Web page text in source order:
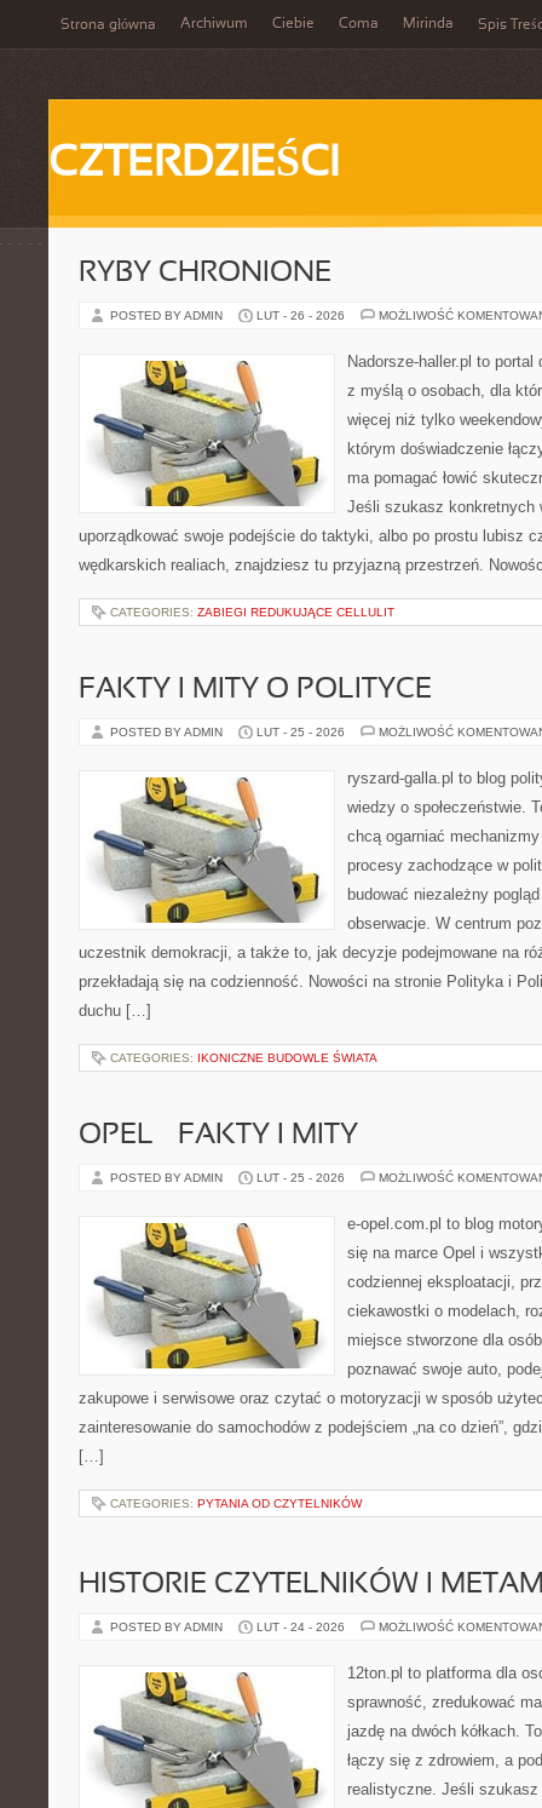
Strona główna Archiwum Ciebie Coma Mirinda Spis
CZTERDZIEŚCI
RYBY CHRONIONE
POSTED BY ADMIN LUT - 26 - 2026 MOŻLIWOŚĆ
Nadorsze-haller.pl to portal
z myślą o osobach, dla
więcej niż tylko
którym doświadczenie
ma pomagać łowić
Jeśli szukasz konkretnych
uporządkować swoje podejście do taktyki, albo po prostu lubisz
wędkarskich realiach, znajdziesz tu przyjazną przestrzeń.
CATEGORIES: ZABIEGI REDUKUJĄCE CELLULIT
FAKTY I MITY O POLITYCE
POSTED BY ADMIN LUT - 25 - 2026 MOŻLIWOŚĆ
ryszard-galla.pl to blog
wiedzy o społeczeństwie.
chcą ogarniać
procesy zachodzące w
budować niezależny
obserwacje. W centrum
uczestnik demokracji, a także to, jak decyzje podejmowane na
przekładają się na codzienność. Nowości na stronie Polityka i
duchu […]
CATEGORIES: IKONICZNE BUDOWLE ŚWIATA
OPEL – FAKTY I MITY
POSTED BY ADMIN LUT - 25 - 2026 MOŻLIWOŚĆ
e-opel.com.pl to blog
się na marce Opel i
codziennej eksploatacji,
ciekawostki o modelach,
miejsce stworzone dla
poznawać swoje auto,
zakupowe i serwisowe oraz czytać o motoryzacji w sposób
zainteresowanie do samochodów z podejściem „na co dzień”,
[…]
CATEGORIES: PYTANIA OD CZYTELNIKÓW
HISTORIE CZYTELNIKÓW I
POSTED BY ADMIN LUT - 24 - 2026 MOŻLIWOŚĆ
12ton.pl to platforma dla
sprawność, zredukować
jazdę na dwóch kółkach.
łączy się z zdrowiem, a
realistyczne. Jeśli